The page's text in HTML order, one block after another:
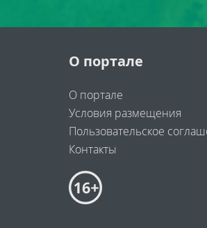
О портале
О портале
Условия размещения
Пользовательское
Контакты